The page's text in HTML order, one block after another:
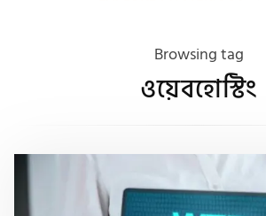
Browsing tag
ওয়েবহোস্টিং